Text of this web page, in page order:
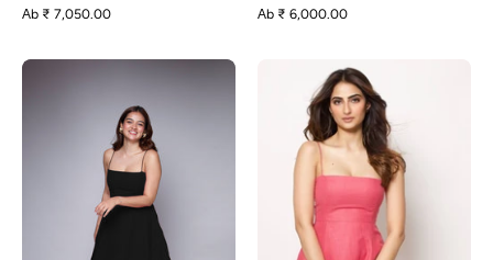
Аb ₹ 7,050.00
Аb ₹ 6,000.00
-
Schwarz
Polly-
Pink